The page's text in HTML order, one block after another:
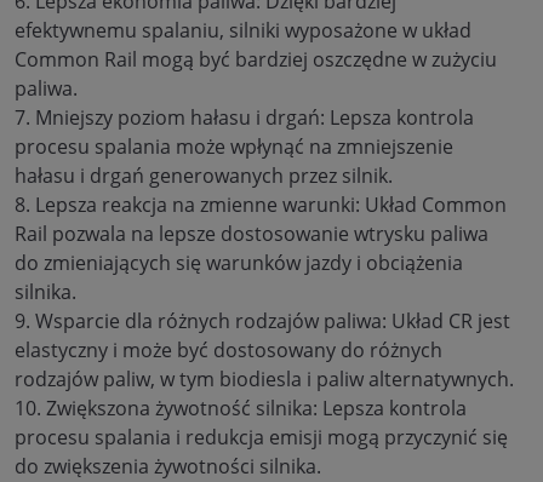
efektywnemu spalaniu, silniki wyposażone w układ
Common Rail mogą być bardziej oszczędne w zużyciu
paliwa.
7. Mniejszy poziom hałasu i drgań: Lepsza kontrola
procesu spalania może wpłynąć na zmniejszenie
hałasu i drgań generowanych przez silnik.
8. Lepsza reakcja na zmienne warunki: Układ Common
Rail pozwala na lepsze dostosowanie wtrysku paliwa
do zmieniających się warunków jazdy i obciążenia
silnika.
9. Wsparcie dla różnych rodzajów paliwa: Układ CR jest
elastyczny i może być dostosowany do różnych
rodzajów paliw, w tym biodiesla i paliw alternatywnych.
10. Zwiększona żywotność silnika: Lepsza kontrola
procesu spalania i redukcja emisji mogą przyczynić się
do zwiększenia żywotności silnika.